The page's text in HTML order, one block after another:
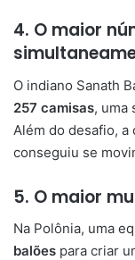
4. O maior
O indiano Sanath
257 camisas, uma
Além do desafio,
conseguiu se
5. O maior
Na Polônia, uma
balões para criar